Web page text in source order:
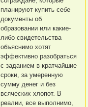
планируют купить себе
документы об
образовании или какие-
либо свидетельства
объяснимо хотят
эффективно разобраться
с заданием в кратчайшие
сроки, за умеренную
сумму денег и без
всяческих хлопот. В
реалии, все выполнимо,